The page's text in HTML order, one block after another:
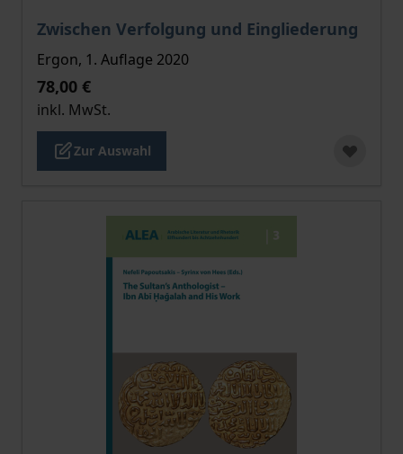
Zwischen Verfolgung und Eingliederung
Der Preis dieses Titels richtet sich nach der
Ergon, 1. Auflage 2020
78,00 €
inkl. MwSt.
Zur Auswahl